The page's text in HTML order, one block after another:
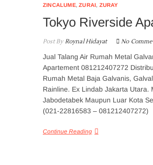
ZINCALUME,ZURAI, ZURAY
Tokyo Riverside
Post ByRoynal Hidayat No
Jual Talang Air Rumah Metal
Apartement 081212407272
Rumah Metal Baja Galvanis,
Rainline. Ex Lindab Jakarta Utara.
Jabodetabek Maupun Luar Kota
(021-22816583 – 081212407272)
Continue Reading